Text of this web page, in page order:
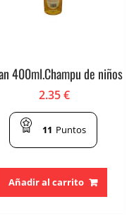
400ml.Champu de niños
2.35€
11 Puntos
Añadir al carrito